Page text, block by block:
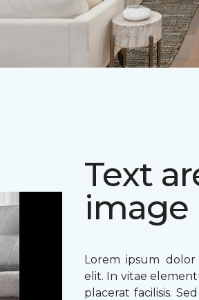
Text
image
Lorem ipsum dolor
elit. In vitae
placerat facilisis.